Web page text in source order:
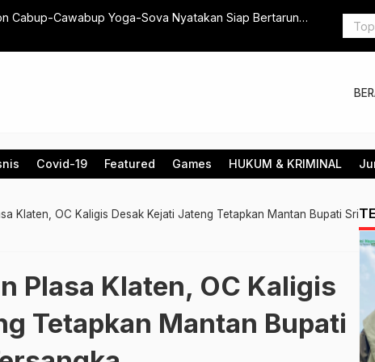
Bocah di Klaten, Anton Lami Suhadi DPRD Jateng
Kantongi
Covid-19 Featured Games HUKUM & KRIMINAL
Klaten, OC Kaligis Desak Kejati Jateng Tetapkan Mantan Bupati Sri
Plasa Klaten, OC Kaligis
Tetapkan Mantan Bupati